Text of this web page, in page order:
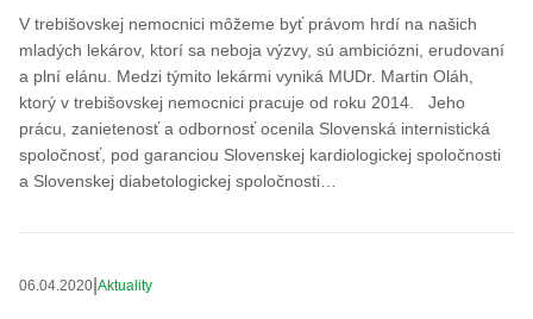
V trebišovskej nemocnici môžeme byť právom hrdí na našich
mladých lekárov, ktorí sa neboja výzvy, sú ambiciózni, erudovaní
a plní elánu. Medzi týmito lekármi vyniká MUDr. Martin Oláh,
ktorý v trebišovskej nemocnici pracuje od roku 2014. Jeho
prácu, zanietenosť a odbornosť ocenila Slovenská internistická
spoločnosť, pod garanciou Slovenskej kardiologickej spoločnosti
a Slovenskej diabetologickej spoločnosti…
06.04.2020 Aktuality